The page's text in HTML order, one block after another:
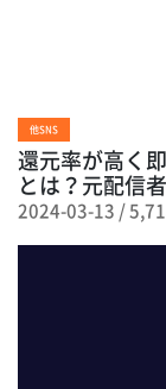
他SNS
還元率が高く
とは？元配信
2024-03-13 /